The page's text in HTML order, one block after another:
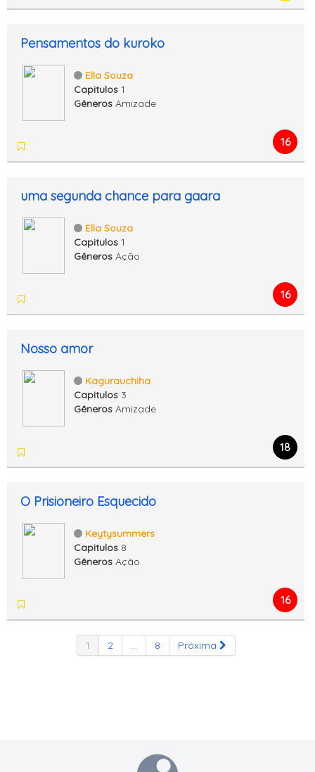
Pensamentos do kuroko
Ella Souza
Capitulos 1
Gêneros Amizade
16
uma segunda chance para gaara
Ella Souza
Capitulos 1
Gêneros Ação
16
Nosso amor
Kagurauchiha
Capitulos 3
Gêneros Amizade
18
O Prisioneiro Esquecido
Keytysummers
Capitulos 8
Gêneros Ação
16
1 2 ... 8 Próxima